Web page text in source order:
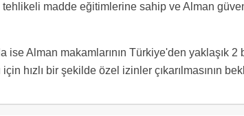
tehlikeli madde eğitimlerine sahip ve Alman
ise Alman makamlarının Türkiye'den yaklaşık
için hızlı bir şekilde özel izinler çıkarılmasının